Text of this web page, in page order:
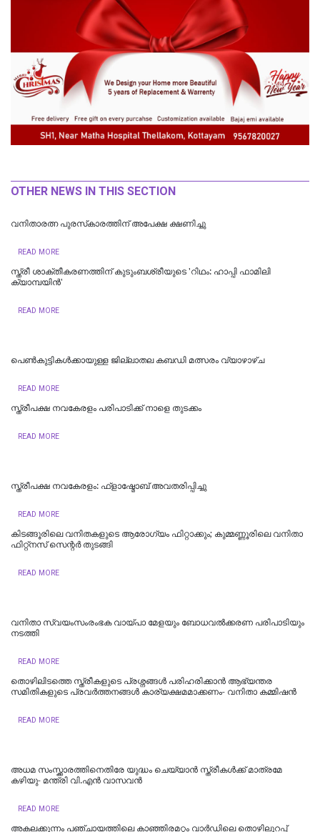
OTHER NEWS IN THIS SECTION
വനിതാരത്ന പുരസ്‌കാരത്തിന് അപേക്ഷ ക്ഷണിച്ചു
READ MORE
സ്ത്രീ ശാക്തീകരണത്തിന് കുടുംബശ്രീയുടെ 'റിഥം: ഹാപ്പി ഫാമിലി
ക്യാമ്പയിൻ'
READ MORE
പെൺകുട്ടികൾക്കായുള്ള ജില്ലാതല കബഡി മത്സരം വ്യാഴാഴ്ച
READ MORE
സ്ത്രീപക്ഷ നവകേരളം പരിപാടിക്ക് നാളെ തുടക്കം
READ MORE
സ്ത്രീപക്ഷ നവകേരളം: ഫ്ളാഷ്മോബ് അവതരിപ്പിച്ചു
READ MORE
കിടങ്ങൂരിലെ വനിതകളുടെ ആരോഗ്യം ഫിറ്റാക്കും; കുമ്മണ്ണൂരിലെ വനിതാ
ഫിറ്റ്‌നസ് സെന്റർ തുടങ്ങി
READ MORE
വനിതാ സ്വയംസംരംഭക വായ്പാ മേളയും ബോധവൽക്കരണ പരിപാടിയും
നടത്തി
READ MORE
തൊഴിലിടത്തെ സ്ത്രീകളുടെ പ്രശ്നങ്ങൾ പരിഹരിക്കാൻ ആഭ്യന്തര
സമിതികളുടെ പ്രവർത്തനങ്ങൾ കാര്യക്ഷമമാക്കണം- വനിതാ കമ്മിഷൻ
READ MORE
അധമ സംസ്ക്കാരത്തിനെതിരേ യുദ്ധം ചെയ്യാൻ സ്ത്രീകൾക്ക് മാത്രമേ
കഴിയു- മന്ത്രി വി.എൻ വാസവൻ
READ MORE
അകലക്കുന്നം പഞ്ചായത്തിലെ കാഞ്ഞിരമറ്റം വാര്‍ഡിലെ തൊഴിലുറപ്പ്